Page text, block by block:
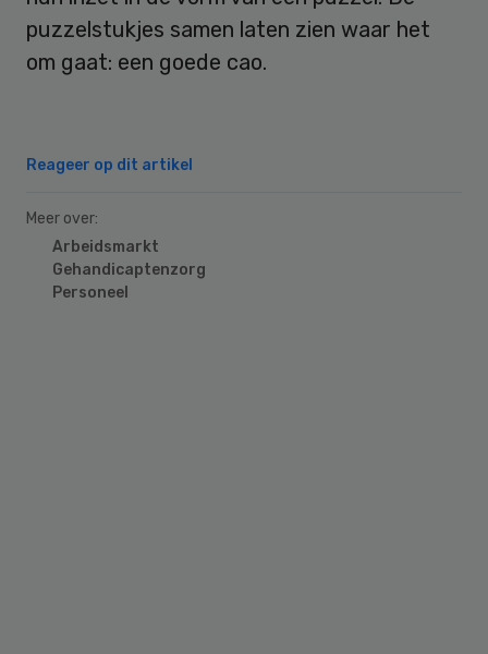
puzzelstukjes samen laten zien waar het
om gaat: een goede cao.
Reageer op dit artikel
Meer over:
Arbeidsmarkt
Gehandicaptenzorg
Personeel